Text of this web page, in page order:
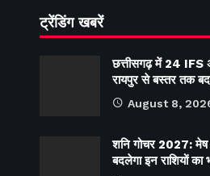
ट्रेंडिंग खबरें
छत्तीसगढ़ में 24 IFS
रायपुर से बस्तर तक
August 8,
शनि गोचर 2027: मेष
बदलेगा इन राशियों का